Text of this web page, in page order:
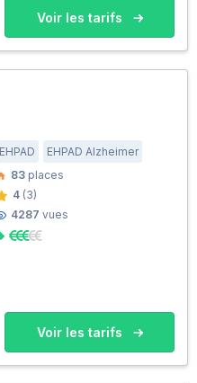
Voir les tarifs
EHPAD
EHPAD Alzheimer
83 places
4 (3)
4287 vues
Voir les tarifs